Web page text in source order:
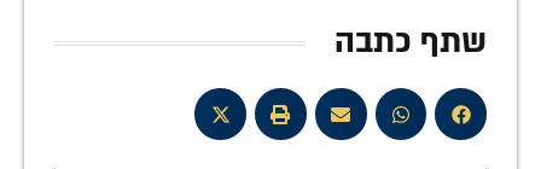
שתף כתבה